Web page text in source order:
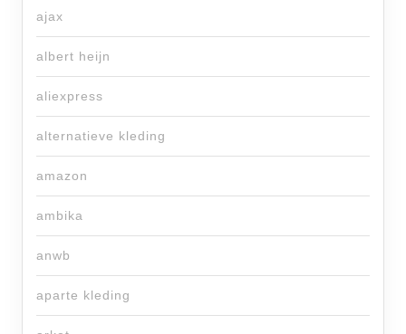
ajax
albert heijn
aliexpress
alternatieve kleding
amazon
ambika
anwb
aparte kleding